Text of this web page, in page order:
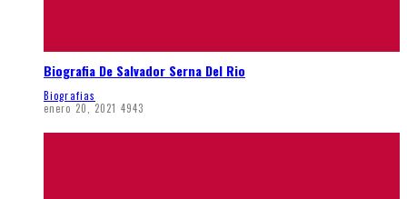
Biografia De Salvador Serna Del Rio
Biografias
enero 20, 2021 4943